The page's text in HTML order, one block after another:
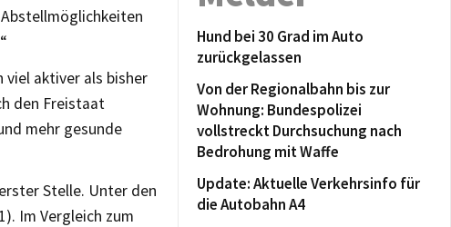
viel aktiver als bisher
den Freistaat
mehr gesunde
Stelle. Unter den
Im Vergleich zum
Hund bei 30 Grad im Auto
zurückgelassen
Von der Regionalbahn bis zur
Wohnung: Bundespolizei
vollstreckt Durchsuchung nach
Bedrohung mit Waffe
Update: Aktuelle Verkehrsinfo für
die Autobahn A4